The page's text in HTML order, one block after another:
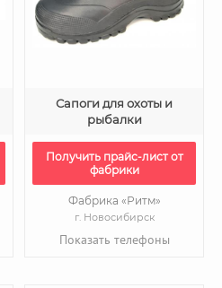
Сапоги для охоты и
рыбалки
Получить прайс-лист от
фабрики
Фабрика «Ритм»
г. Новосибирск
Показать телефоны